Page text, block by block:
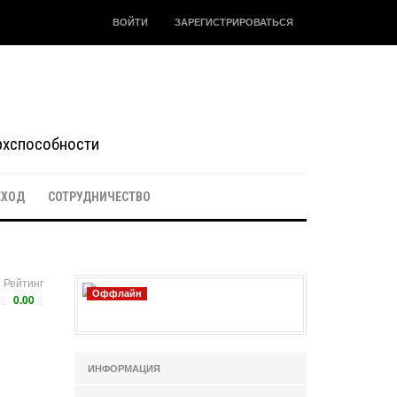
ВОЙТИ ЗАРЕГИСТРИРОВАТЬСЯ
СОТРУДНИЧЕСТВО
Рейтинг
0.00
Оффлайн
ИНФОРМАЦИЯ